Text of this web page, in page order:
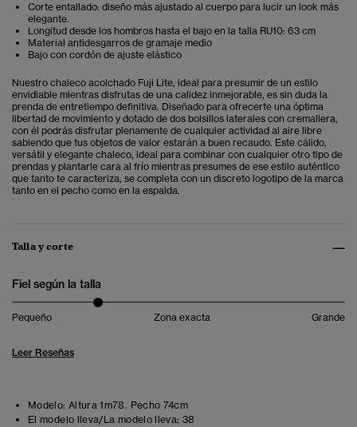
Corte entallado: diseño más ajustado al cuerpo para lucir un look más
elegante .
Longitud desde los hombros hasta el bajo en la talla RU10: 63 cm
Material antidesgarros de gramaje medio
Bajo con cordón de ajuste elástico
Nuestro chaleco acolchado Fuji Lite, ideal para presumir de un estilo
envidiable mientras disfrutas de una calidez inmejorable, es sin duda la
prenda de entretiempo definitiva. Diseñado para ofrecerte una óptima
libertad de movimiento y dotado de dos bolsillos laterales con cremallera,
con él podrás disfrutar plenamente de cualquier actividad al aire libre
sabiendo que tus objetos de valor estarán a buen recaudo. Este cálido,
versátil y elegante chaleco, ideal para combinar con cualquier otro tipo de
prendas y plantarle cara al frío mientras presumes de ese estilo auténtico
que tanto te caracteriza, se completa con un discreto logotipo de la marca
tanto en el pecho como en la espalda.
Talla y corte
Fiel según la talla
Pequeño Zona exacta Grande
Leer Reseñas
Modelo: Altura 1m78. Pecho 74cm
El modelo lleva/La modelo lleva: 38